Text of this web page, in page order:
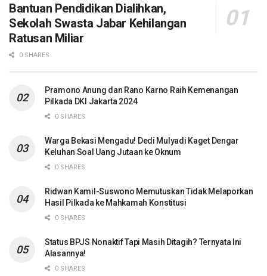
Bantuan Pendidikan Dialihkan,
Sekolah Swasta Jabar Kehilangan
Ratusan Miliar
0 SHARES
Pramono Anung dan Rano Karno Raih Kemenangan
Pilkada DKI Jakarta 2024
0 SHARES
Warga Bekasi Mengadu! Dedi Mulyadi Kaget Dengar
Keluhan Soal Uang Jutaan ke Oknum
0 SHARES
Ridwan Kamil-Suswono Memutuskan Tidak Melaporkan
Hasil Pilkada ke Mahkamah Konstitusi
0 SHARES
Status BPJS Nonaktif Tapi Masih Ditagih? Ternyata Ini
Alasannya!
0 SHARES